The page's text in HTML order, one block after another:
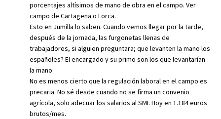
porcentajes altísimos de mano de obra en el campo. Ver
campo de Cartagena o Lorca.
Esto en Jumilla lo saben. Cuando vemos llegar por la tarde,
después de la jornada, las furgonetas llenas de
trabajadores, si alguien preguntara; que levanten la mano los
españoles? El encargado y su primo son los que levantarían
la mano.
No es menos cierto que la regulación laboral en el campo es
precaria. No sé desde cuando no se firma un convenio
agrícola, solo adecuar los salarios al SMI. Hoy en 1.184 euros
brutos/mes.